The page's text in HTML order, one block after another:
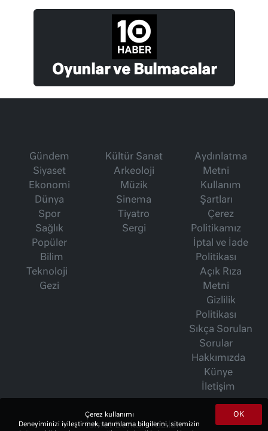
Oyunlar ve Bulmacalar
Gündem
Siyaset
Ekonomi
Dünya
Spor
Sağlık
Popüler
Bilim
Teknoloji
Gezi
Kültür Sanat
Arkeoloji
Müzik
Sinema
Tiyatro
Sergi
Aydınlatma
Metni
Kullanım
Şartları
Çerez
Politikamız
İptal ve İade
Politikası
Açık Rıza
Metni
Gizlilik
Politikası
Sıkça Sorulan
Sorular
Hakkımızda
Künye
İletişim
İsmet Berkan Yazıları
OK
Çerez kullanımı
Deneyiminizi iyileştirmek, tanımlama bilgilerini, sitemizin